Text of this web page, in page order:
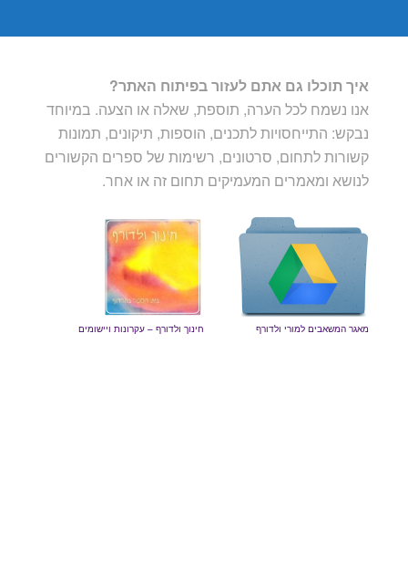
איך תוכלו גם אתם לעזור בפיתוח האתר?
אנו נשמח לכל הערה, תוספת, שאלה או הצעה. במיוחד
נבקש: התייחסויות לתכנים, הוספות, תיקונים, תמונות
קשורות לתחום, סרטונים, רשימות של ספרים הקשורים
לנושא ומאמרים המעמיקים תחום זה או אחר.
חינוך ולדורף – עקרונות ויישומים מאגר המשאבים למורי ולדורף